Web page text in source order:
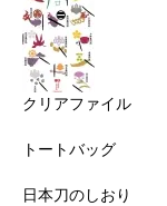
クリアファイル
トートバッグ
日本刀のしおり